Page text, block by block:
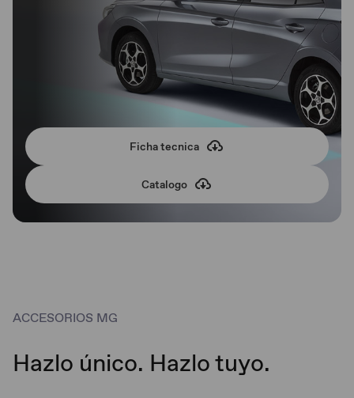
Ficha tecnica
Catalogo
ACCESORIOS MG
Hazlo único. Hazlo tuyo.